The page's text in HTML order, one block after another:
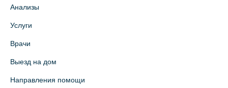
Медицинский центр на ул. Моисеенко, 5
+7 (812) 660-73-69
Анализы
Услуги
Врачи
Выезд на дом
Направления помощи